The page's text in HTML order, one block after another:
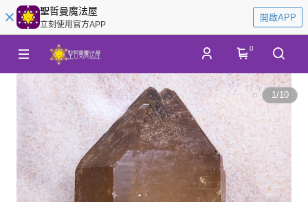
聖哲曼魔法屋
立刻使用官方APP
開啟APP
0
1/10